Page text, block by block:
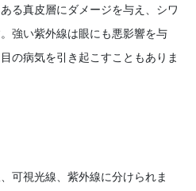
る真皮層にダメージを与え、シワ
強い紫外線は眼にも悪影響を与
の病気を引き起こすこともありま
可視光線、紫外線に分けられま